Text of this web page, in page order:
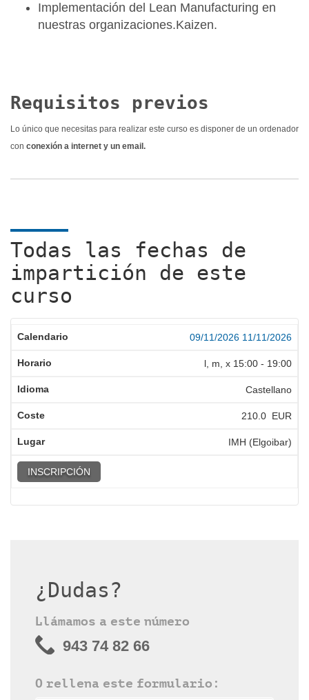
Implementación del Lean Manufacturing en
nuestras organizaciones.Kaizen.
Requisitos previos
Lo único que necesitas para realizar este curso es disponer de un ordenador
con conexión a internet y un email.
Todas las fechas de
impartición de este
curso
09/11/2026 11/11/2026
l, m, x 15:00 - 19:00
Castellano
210.0 EUR
IMH (Elgoibar)
INSCRIPCIÓN
¿Dudas?
Llámamos a este número
943 74 82 66
O rellena este formulario: